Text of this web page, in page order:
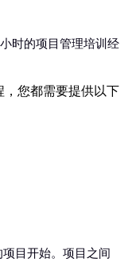
时的项目管理培训经
您都需要提供以下
目开始。项目之间